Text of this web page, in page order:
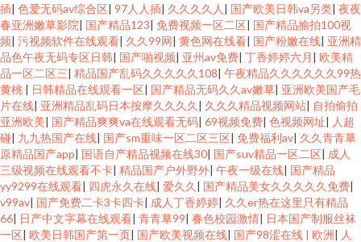
插| 色爱无码av综合区| 97人人插| 久久久久人 | 国产欧美日韩va另类| 夜夜
春亚洲嫩草影院| 国产精品123| 免费视频一区二区| 国产精品揄拍100视
频| 污视频软件在线观看| 久久99网| 黄色网在线看| 国产粉嫩在线| 亚洲精
品色午夜无码专区日韩| 国产啪视频| 亚州av免费| 丁香婷婷六月 | 欧美精
品一区二区三| 精品国产乱码久久久久久108| 午夜精品久久久久久久99热
黄桃 | 日韩精品在线观看一区| 国产精品无码久久av嫩草| 亚洲欧美国产毛
片在线| 亚洲精品乱码日本按摩久久久久 | 久久久精品视频网站| 自拍偷拍
亚洲欧美| 国产精品爽爽va在线观看无码| 69视频免费| 色视频网址| 人超
碰| 九九热国产在线| 国产sm重味一区二区三区| 免费福利av| 久久青青草
原精品国产app| 国语自产精品视频在线30| 国产suv精品一区二区| 成人
三级视频在线观看不卡| 精品国产户外野外| 午夜一级在线| 国产精品
yy9299在线观看| 四虎永久在线| 爱久久 | 国产精品美女久久久久久免费|
v99av| 国产免费二卡3卡四卡| 成人丁香婷婷| 久久er热在这里只有精品
66| 日产中文字幕在线观看| 青青草99| 春色校园激情| 日本国产制服丝袜
一区| 欧美日韩国产第一页| 国产欧美视频在线| 国产98涩在线 | 欧洲| 人